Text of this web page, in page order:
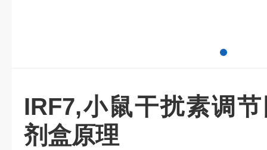
IRF7,小鼠干扰素调
剂盒原理